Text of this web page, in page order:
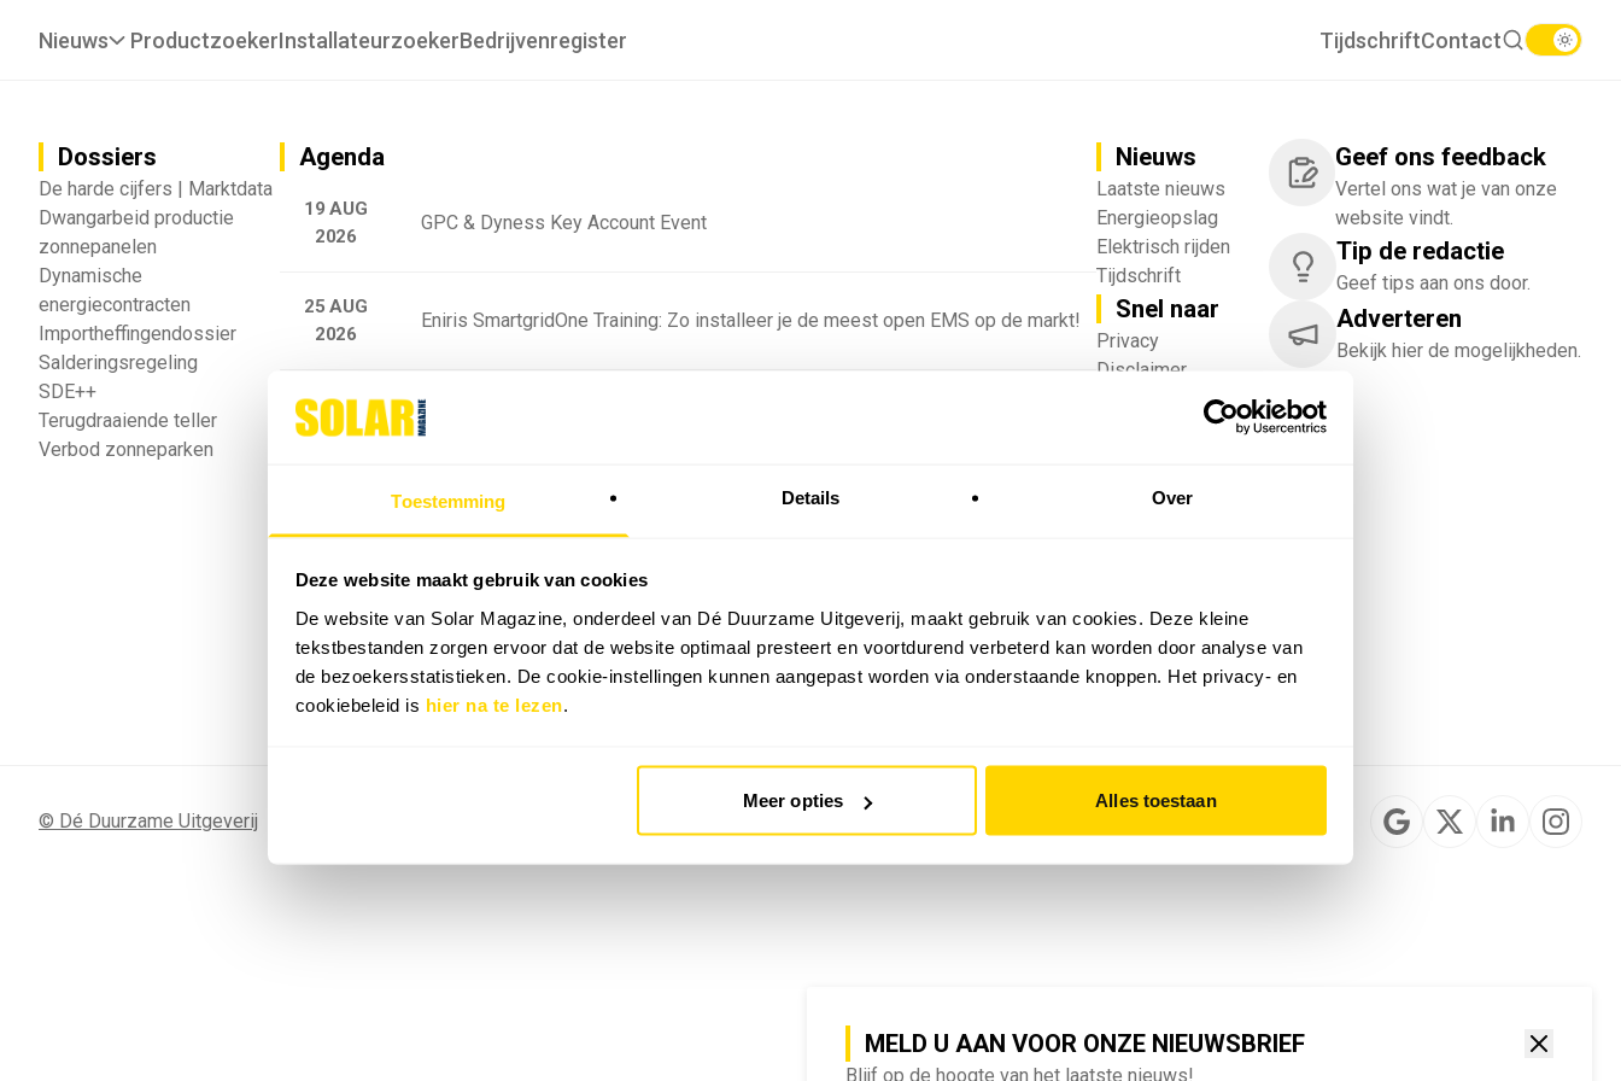
Toestemming Details Over
Deze website maakt gebruik van cookies
De website van Solar Magazine, onderdeel van Dé Duurzame Uitgeverij, maakt gebruik van cookies. Deze kleine
tekstbestanden zorgen ervoor dat de website optimaal presteert en voortdurend verbeterd kan worden door analyse van
de bezoekersstatistieken. De cookie-instellingen kunnen aangepast worden via onderstaande knoppen. Het privacy- en
cookiebeleid is hier na te lezen.
Meer opties Alles toestaan
MELD U AAN VOOR ONZE NIEUWSBRIEF
Blijf op de hoogte van het laatste nieuws!
Nieuws ProductzoekerInstallateurzoekerBedrijvenregister TijdschriftContact
Dossiers
De harde cijfers | Marktdata
Dwangarbeid productie
zonnepanelen
Dynamische
energiecontracten
Importheffingendossier
Salderingsregeling
SDE++
Terugdraaiende teller
Verbod zonneparken
Agenda
19 AUG
2026
GPC & Dyness Key Account Event
25 AUG
2026
Eniris SmartgridOne Training: Zo installeer je de meest open EMS op de markt!
25 AUG
2026
Sigenergy Training - Residentieel
2026
Webinar: Toekomstige batterijprofielen: hoe netbeheerders proberen
batterijgedrag in 2035 te voorspellen
2026
Sunergy Academy | SlimmeRik on Tour
Nieuws
Laatste nieuws
Energieopslag
Elektrisch rijden
Tijdschrift
Snel naar
Privacy
Disclaimer
Vacatures
English
Geef ons feedback
Vertel ons wat je van onze
website vindt.
Tip de redactie
Geef tips aan ons door.
Adverteren
Bekijk hier de mogelijkheden.
© Dé Duurzame Uitgeverij